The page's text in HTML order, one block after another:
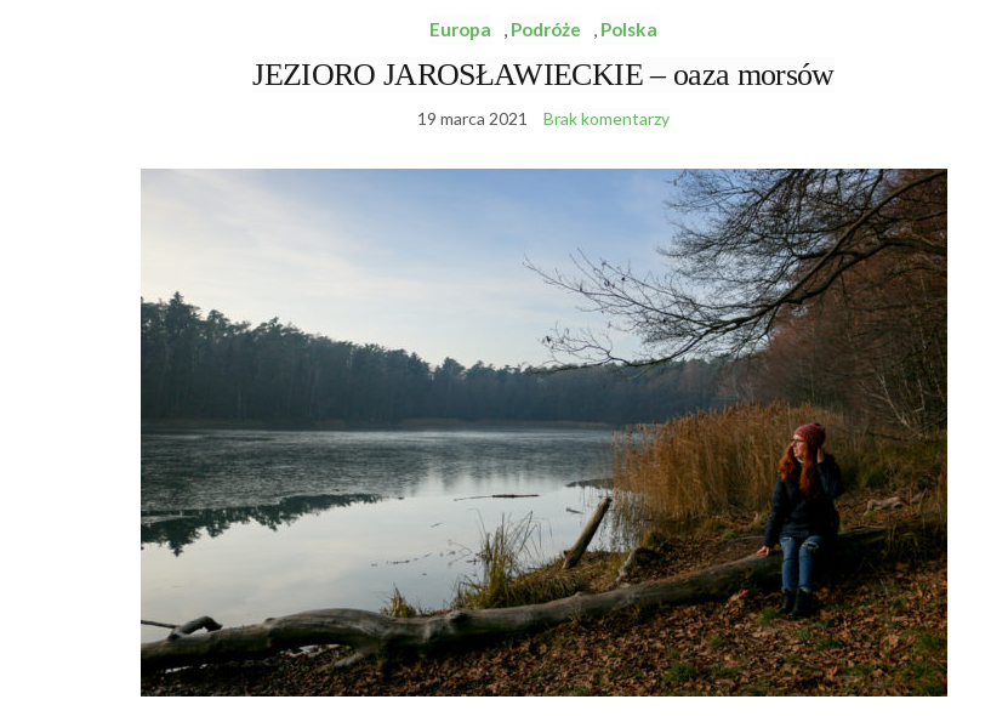
Europa , Podróże , Polska
JEZIORO JAROSŁAWIECKIE – oaza morsów
19 marca 2021 Brak komentarzy